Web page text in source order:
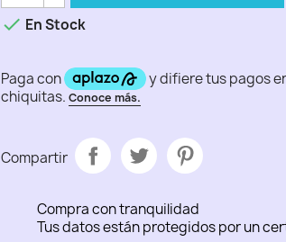
 En Stock
Compartir
Compra con tranquilidad
Tus datos están protegidos por un